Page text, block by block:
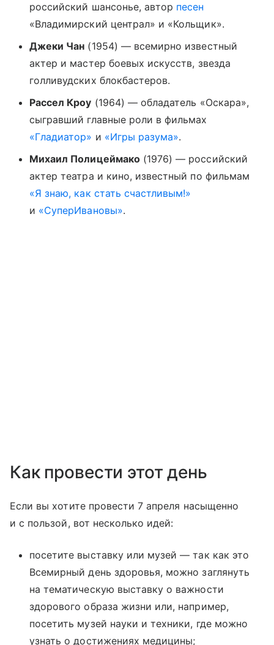
российский шансонье, автор песен
«Владимирский централ» и «Кольщик».
Джеки Чан (1954) — всемирно известный
актер и мастер боевых искусств, звезда
голливудских блокбастеров.
Рассел Кроу (1964) — обладатель «Оскара»,
сыгравший главные роли в фильмах
«Гладиатор» и «Игры разума».
Михаил Полицеймако(1976) — российский
актер театра и кино, известный по фильмам
«Я знаю, как стать счастливым!»
и «СуперИвановы».
Как провести этот день
Если вы хотите провести 7 апреля насыщенно
и с пользой, вот несколько идей:
посетите выставку или музей — так как это
Всемирный день здоровья, можно заглянуть
на тематическую выставку о важности
здорового образа жизни или, например,
посетить музей науки и техники, где можно
узнать о достижениях медицины;